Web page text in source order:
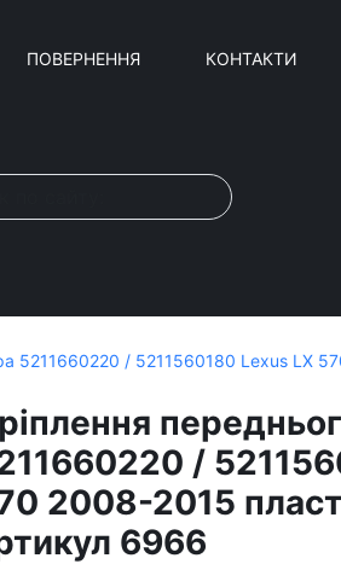
ПОВЕРНЕННЯ КОНТАКТИ
5211660220 / 5211560180 Lexus LX
/
2008-2015
6966